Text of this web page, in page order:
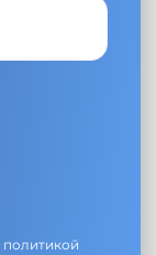
политикой